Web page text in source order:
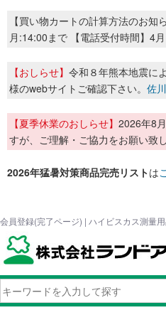
【買い物カートの計算方法のお
月:14:00まで 【電話受付時間】4
【おしらせ】 令和８年熊本地震に
様のwebサイトご確認下さい。 佐
【夏季休業のおしらせ】 2026年8
すが、ご理解・ご協力をお願い致し
2026年猛暑対策商品完売リストは
会員登録(完了ページ) | ハイビスカス測量